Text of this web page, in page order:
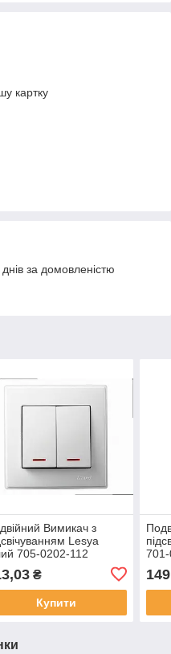
картку
за домовленістю
Вимикач з
Lesya
705-0202-112
₴
Купити